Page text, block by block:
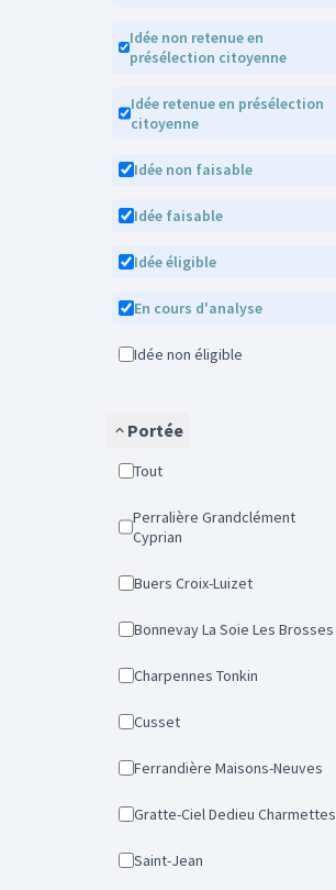
Idée non retenue en
présélection citoyenne
Idée retenue en présélection
citoyenne
Idée non faisable
Idée faisable
Idée éligible
En cours d'analyse
Idée non éligible
Portée
Tout
Perralière Grandclément
Cyprian
Buers Croix-Luizet
Bonnevay La Soie Les Brosses
Charpennes Tonkin
Cusset
Ferrandière Maisons-Neuves
Gratte-Ciel Dedieu Charmettes
Saint-Jean